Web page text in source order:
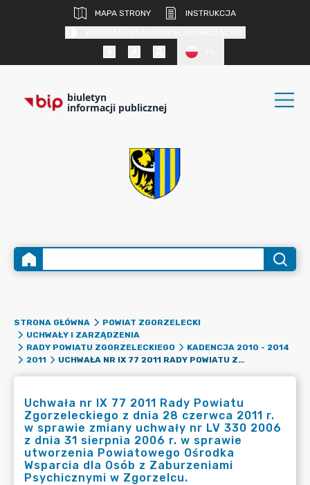
MAPA STRONY
INSTRUKCJA
biuletyn
informacji publicznej
STRONA GŁÓWNA
POWIAT ZGORZELECKI
UCHWAŁY I ZARZĄDZENIA
RADY POWIATU ZGORZELECKIEGO
KADENCJA 2010 - 2014
2011
UCHWAŁA NR IX 77 2011 RADY POWIATU ZGORZELECKIEGO Z DNIA 28 CZERWCA 2011 R. W SPRAWIE ZMIANY UCHWAŁY NR LV 330 2006 Z DNIA 31 SIERPNIA 2006 R. W SPRAWIE UTWORZENIA POWIATOWEGO OŚRODKA WSPARCIA DLA OSÓB Z ZABURZENIAMI PSYCHICZNYMI W ZGORZELCU.
Uchwała nr IX 77 2011 Rady Powiatu
Zgorzeleckiego z dnia 28 czerwca 2011 r.
w sprawie zmiany uchwały nr LV 330 2006
z dnia 31 sierpnia 2006 r. w sprawie
utworzenia Powiatowego Ośrodka
Wsparcia dla Osób z Zaburzeniami
Psychicznymi w Zgorzelcu.